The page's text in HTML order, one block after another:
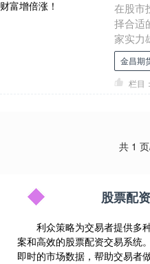
在股市
择合适
家实力
货配资
用：股
金昌期
栏目
共 1
股票配
利众策略为交易者提供多
案和高效的股票配资交易系统
即时的市场数据，帮助交易者